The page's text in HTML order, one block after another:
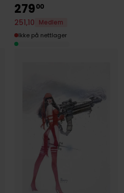
27900
251,10
Medlem
Ikke på nettlager